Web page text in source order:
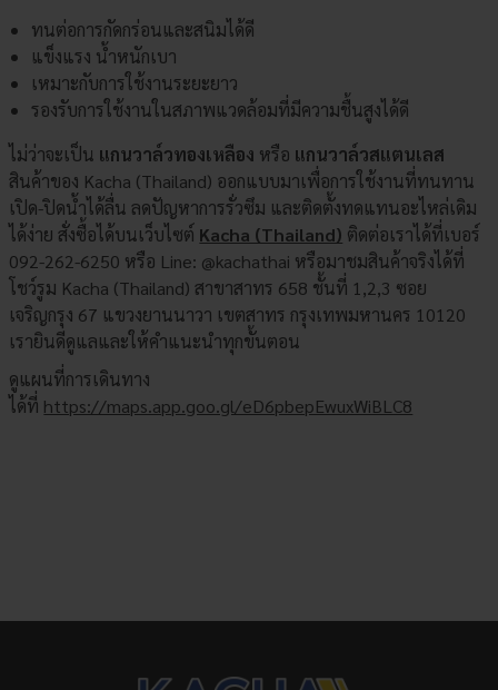
ทนต่อการกัดกร่อนและสนิมได้ดี
แข็งแรง น้ำหนักเบา
เหมาะกับการใช้งานระยะยาว
รองรับการใช้งานในสภาพแวดล้อมที่มีความชื้นสูงได้ดี
ไม่ว่าจะเป็น แกนวาล์วทองเหลือง หรือ แกนวาล์วสแตนเลส
สินค้าของ Kacha (Thailand) ออกแบบมาเพื่อการใช้งานที่ทนทาน
เปิด-ปิดน้ำได้ลื่น ลดปัญหาการรั่วซึม และติดตั้งทดแทนอะไหล่เดิม
ได้ง่าย สั่งซื้อได้บนเว็บไซต์ Kacha (Thailand) ติดต่อเราได้ที่เบอร์
092-262-6250 หรือ Line: @kachathai หรือมาชมสินค้าจริงได้ที่
โชว์รูม Kacha (Thailand) สาขาสาทร 658 ชั้นที่ 1,2,3 ซอย
เจริญกรุง 67 แขวงยานนาวา เขตสาทร กรุงเทพมหานคร 10120
เรายินดีดูแลและให้คำแนะนำทุกขั้นตอน
ดูแผนที่การเดินทาง
ได้ที่ https://maps.app.goo.gl/eD6pbepEwuxWiBLC8